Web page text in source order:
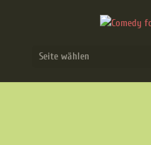
Seite wählen